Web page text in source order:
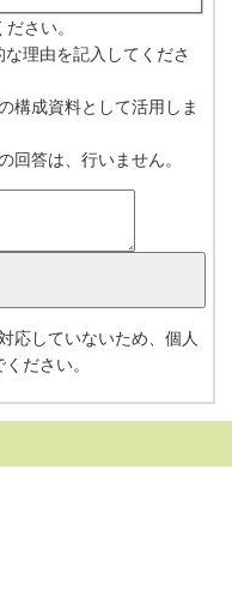
さい。
理由を記入してくださ
構成資料として活用しま
回答は、行いません。
応していないため、個人
ださい。